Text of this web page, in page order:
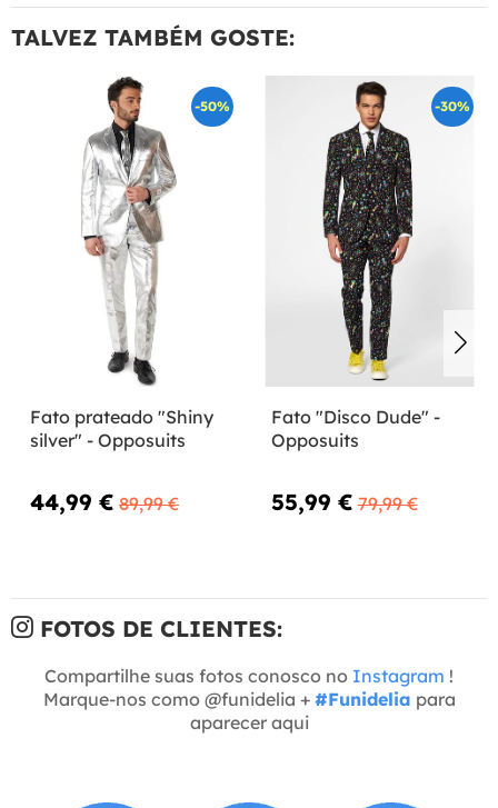
TALVEZ TAMBÉM GOSTE:
-50%
Fato prateado "Shiny
silver" - Opposuits
44,99 € 89,99 €
-30%
Fato "Disco Dude" -
Opposuits
55,99 € 79,99 €
FOTOS DE CLIENTES:
Compartilhe suas fotos conosco no Instagram !
Marque-nos como @funidelia + #Funidelia para
aparecer aqui